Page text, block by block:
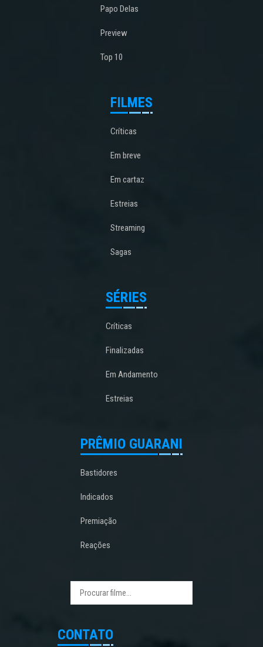
Papo Delas
Preview
Top 10
FILMES
Críticas
Em breve
Em cartaz
Estreias
Streaming
Sagas
SÉRIES
Críticas
Finalizadas
Em Andamento
Estreias
PRÊMIO GUARANI
Bastidores
Indicados
Premiação
Reações
CONTATO